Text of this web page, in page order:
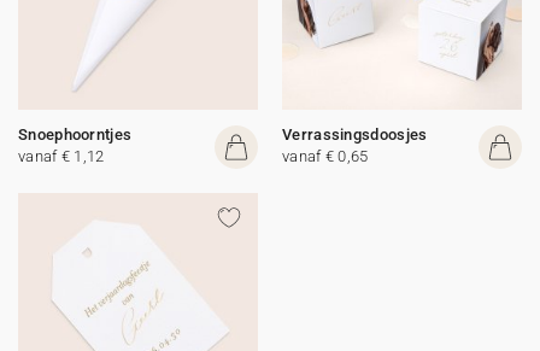
Snoephoorntjes
vanaf € 1,12
Verrassingsdoosjes
vanaf € 0,65